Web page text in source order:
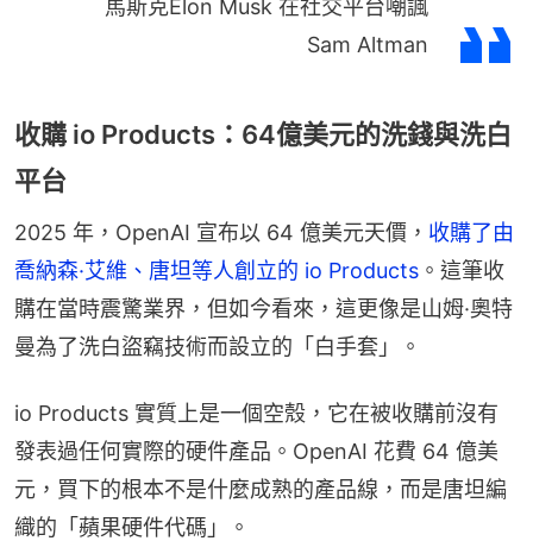
馬斯克Elon Musk 在社交平台嘲諷
Sam Altman
收購 io Products：64億美元的洗錢與洗白
平台
2025 年，OpenAI 宣布以 64 億美元天價， 收購了由
喬納森·艾維、唐坦等人創立的 io Products 。這筆收
購在當時震驚業界，但如今看來，這更像是山姆·奧特
曼為了洗白盜竊技術而設立的「白手套」。
io Products 實質上是一個空殼，它在被收購前沒有
發表過任何實際的硬件產品。OpenAI 花費 64 億美
元，買下的根本不是什麼成熟的產品線，而是唐坦編
織的「蘋果硬件代碼」。